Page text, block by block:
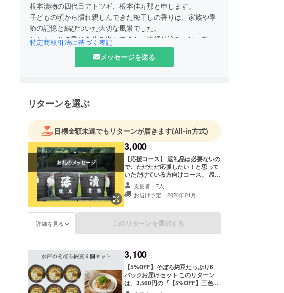
根本漬物の四代目アトツギ、根本佳寿那と申します。
子どもの頃から慣れ親しんできた梅干しの香りは、家族や季
節の記憶と結びついた大切な風景でした。
しかし、その香りを生み出してきた「木桶仕込み」は、効率
化や規制の中で姿を消しつつあります。
そこから、私は後継者として木桶発酵を甦らせる挑戦を決意
この取り組みは、単に商品をつくることではなく、
失われかけている食文化を次の世代へ手渡すための一歩で
す。
父と共に、そして地域の方々と共に、少しずつ形にしていき
たいと思っています。
どうか、この挑戦を温かく見守っていただければ嬉しいで
す。
特定商取引法に基づく表記
メッセージを送る
リターンを選ぶ
目標金額未達でもリターンが届きます(All-in方式)
3,000円
【応援コース】 返礼品は必要ないの
で、ただただ応援したい！と思って
いただけている方向けコース。 感謝
の気持ちを込めて、お礼のメッセー
ジをお送りします。 ※このリターン
は【応援コース（5,000円）】【応
と同じ内容になります。
支援者：7人
お届け予定：2026年01月
詳細を見る このリターンを選択する
3,100円
【5%OFF】そぼろ納豆たっぷり6
パックお届けセット このリターン
は、3,560円の『【5%OFF】三色詰
合わせ梅 ＋ そぼろ納豆 3つセット』